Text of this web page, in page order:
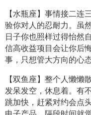
【水瓶座】事情接二
验你对人的忍耐力。虽
日子你也照样过得怡然
信高收益项目会让你后
事，只想管大方向的心
【双鱼座】整个人懒
发呆发空，休息着。有
跳加快，赶紧对约会点